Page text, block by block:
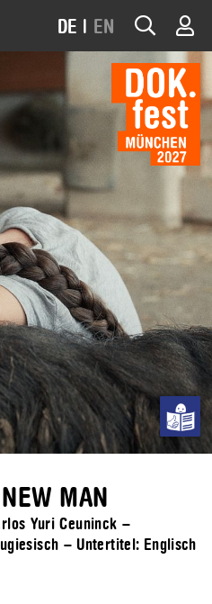
DE | EN
MAN
Yuri Ceuninck –
– Untertitel: Englisch